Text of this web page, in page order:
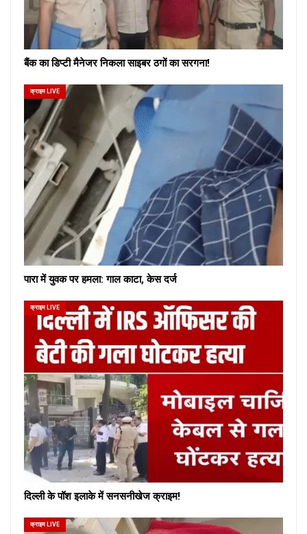
बैंक का डिप्टी मैनेजर निकला साइबर ठगों का सरगना!
क्राइम LIVE
पारा में युवक पर हमला: गाल काटा, केस दर्ज
क्राइम LIVE
दिल्ली के पॉश इलाके में सनसनीखेज क्राइम!
क्राइम LIVE